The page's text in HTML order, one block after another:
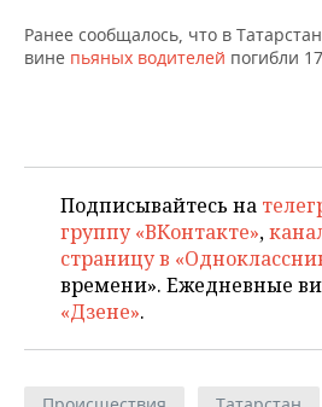
ХОККЕЙ С МЯЧОМ
ПРОИСШЕСТВИЯ
Ранее сообщалось, что в
вине пьяных водителей погибли
Подписывайтесь на
группу «ВКонтакте»,
страницу в
времени». Ежедневные
«Дзене».